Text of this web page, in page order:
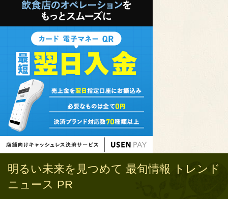
明るい未来を見つめて 最旬情報 トレンド
ニュース PR